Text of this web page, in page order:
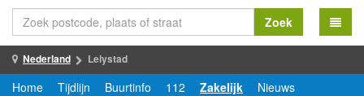
Zoek
Nederland Lelystad
Home Tijdlijn Buurtinfo 112 Zakelijk
Nieuws